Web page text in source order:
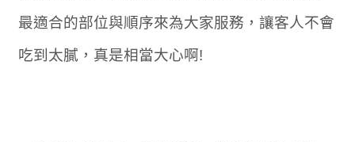
最適合的部位與順序來為大家服務，讓客人不會
吃到太膩，真是相當大心啊!